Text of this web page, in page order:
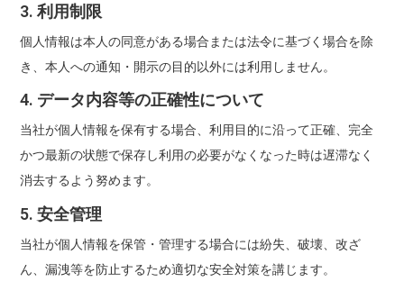
3. 利用制限
個人情報は本人の同意がある場合または法令に基づく場合を除
き、本人への通知・開示の目的以外には利用しません。
4. データ内容等の正確性について
当社が個人情報を保有する場合、利用目的に沿って正確、完全
かつ最新の状態で保存し利用の必要がなくなった時は遅滞なく
消去するよう努めます。
5. 安全管理
当社が個人情報を保管・管理する場合には紛失、破壊、改ざ
ん、漏洩等を防止するため適切な安全対策を講じます。